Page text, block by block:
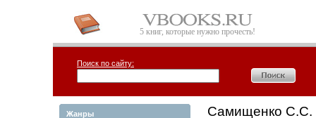
5 книг, которые нужно прочесть!
Поиск по сайту:
Жанры Самищенко С.С.